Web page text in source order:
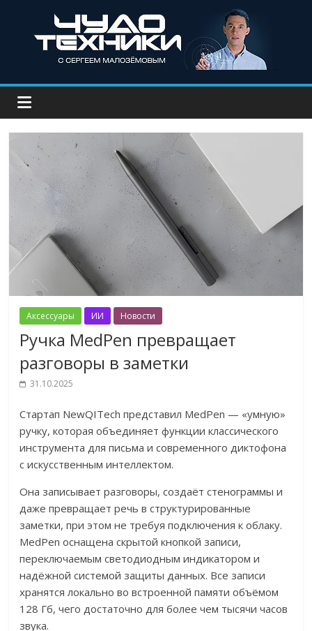
Аксессуары ИИ Новости
Ручка MedPen превращает
разговоры в заметки
31.10.2025
Стартап NewQITech представил MedPen — «умную»
ручку, которая объединяет функции классического
инструмента для письма и современного диктофона
с искусственным интеллектом.
Она записывает разговоры, создаёт стенограммы и
даже превращает речь в структурированные
заметки, при этом не требуя подключения к облаку.
MedPen оснащена скрытой кнопкой записи,
переключаемым светодиодным индикатором и
надёжной системой защиты данных. Все записи
хранятся локально во встроенной памяти объёмом
128 Гб, чего достаточно для более чем тысячи часов
звука.